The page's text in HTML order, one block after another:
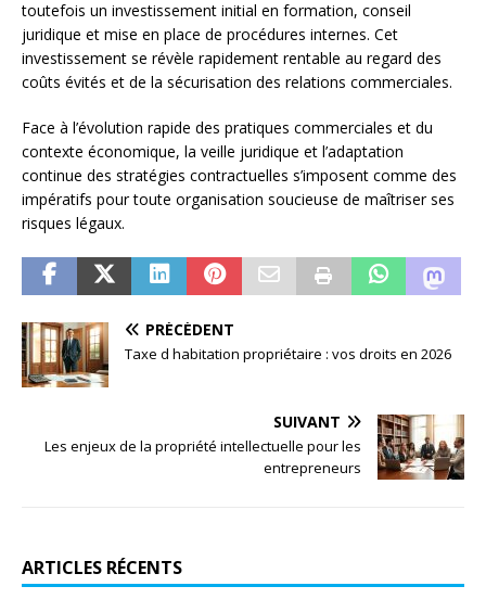
toutefois un investissement initial en formation, conseil
juridique et mise en place de procédures internes. Cet
investissement se révèle rapidement rentable au regard des
coûts évités et de la sécurisation des relations commerciales.
Face à l’évolution rapide des pratiques commerciales et du
contexte économique, la veille juridique et l’adaptation
continue des stratégies contractuelles s’imposent comme des
impératifs pour toute organisation soucieuse de maîtriser ses
risques légaux.
PRÉCÉDENT
Taxe d habitation propriétaire : vos droits en 2026
SUIVANT
Les enjeux de la propriété intellectuelle pour les
entrepreneurs
ARTICLES RÉCENTS